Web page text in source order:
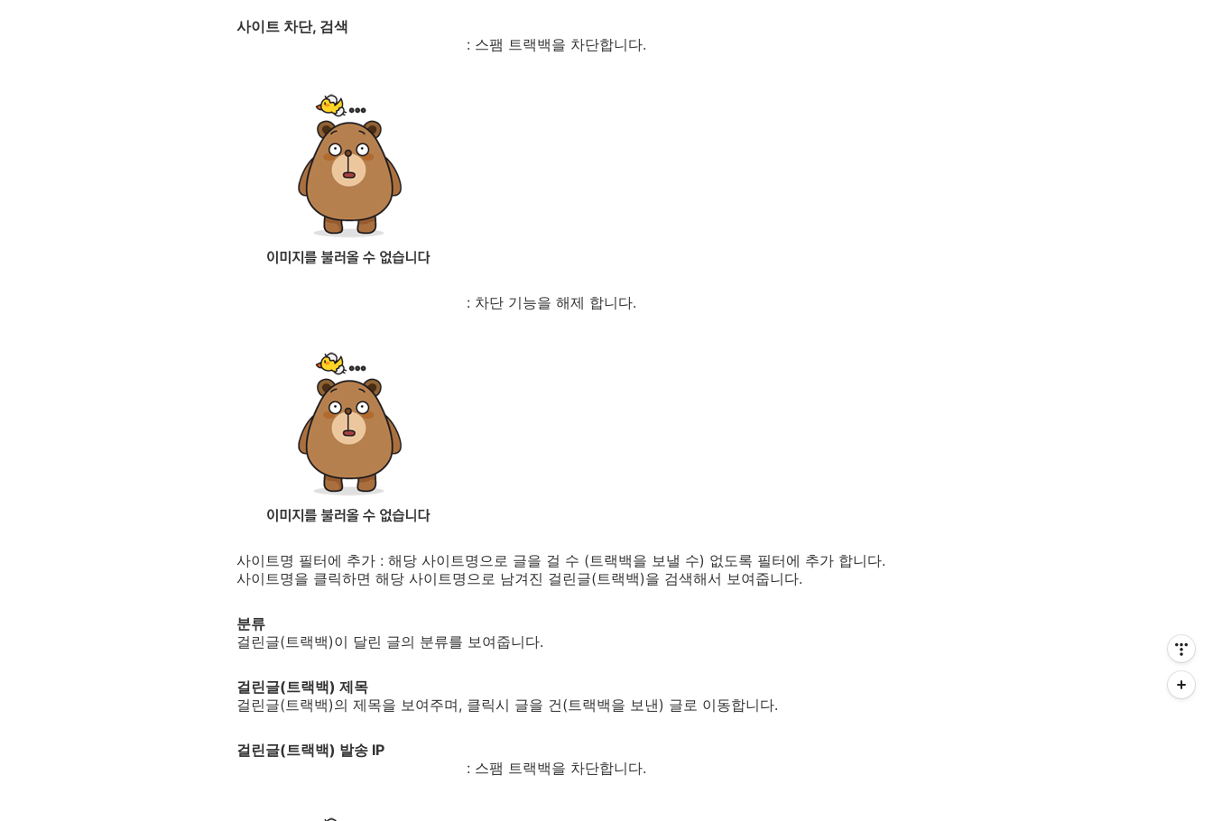
사이트 차단, 검색
: 스팸 트랙백을 차단합니다.
: 차단 기능을 해제 합니다.
사이트명 필터에 추가 : 해당 사이트명으로 글을 걸 수 (트랙백을 보낼 수) 없도록 필터에 추가 합니다.
사이트명을 클릭하면 해당 사이트명으로 남겨진 걸린글(트랙백)을 검색해서 보여줍니다.
분류
걸린글(트랙백)이 달린 글의 분류를 보여줍니다.
걸린글(트랙백) 제목
걸린글(트랙백)의 제목을 보여주며, 클릭시 글을 건(트랙백을 보낸) 글로 이동합니다.
걸린글(트랙백) 발송 IP
: 스팸 트랙백을 차단합니다.